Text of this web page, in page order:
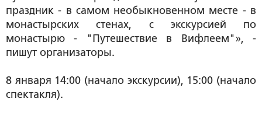
праздник - в самом необыкновенном месте - в
монастырских стенах, с экскурсией по
монастырю - "Путешествие в Вифлеем"», -
пишут организаторы.
8 января 14:00 (начало экскурсии), 15:00 (начало
спектакля).